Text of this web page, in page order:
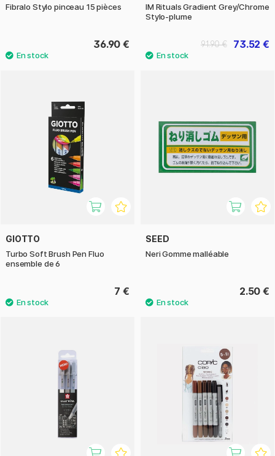
Fibralo Stylo pinceau 15 pièces
36.90 €
IM Rituals Gradient Grey/Chrome
Stylo-plume
73.52 €
91.90 €
GIOTTO
Turbo Soft Brush Pen Fluo
ensemble de 6
7 €
SEED
Neri Gomme malléable
2.50 €